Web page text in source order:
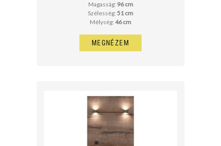
Magasság: 96 cm
Szélesség: 51 cm
Mélység: 46 cm
MEGNÉZEM